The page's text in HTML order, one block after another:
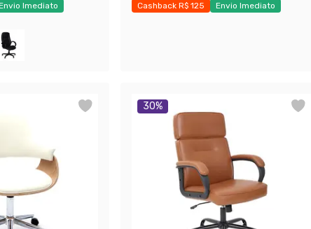
Imediato
Cashback R$ 125
Envio Imediato
30%